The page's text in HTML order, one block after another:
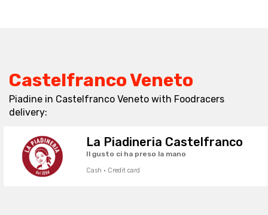
Castelfranco Veneto
Piadine in Castelfranco Veneto with Foodracers
delivery:
La Piadineria Castelfranco
Il gusto ci ha preso la mano
Cash · Credit card